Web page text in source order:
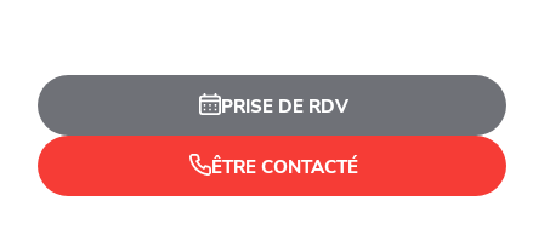
PRISE DE RDV
ÊTRE CONTACTÉ